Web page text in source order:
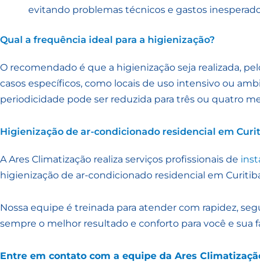
evitando problemas técnicos e gastos
Qual a frequência ideal para a higienização?
O recomendado é que a higienização seja realizada,
casos específicos, como locais de uso intensivo ou
periodicidade pode ser reduzida para três ou quatro
Higienização de ar-condicionado residencial em
A Ares Climatização realiza serviços profissionais de
higienização de ar-condicionado residencial em
Nossa equipe é treinada para atender com rapidez,
sempre o melhor resultado e conforto para você e sua
Entre em contato com a equipe da Ares